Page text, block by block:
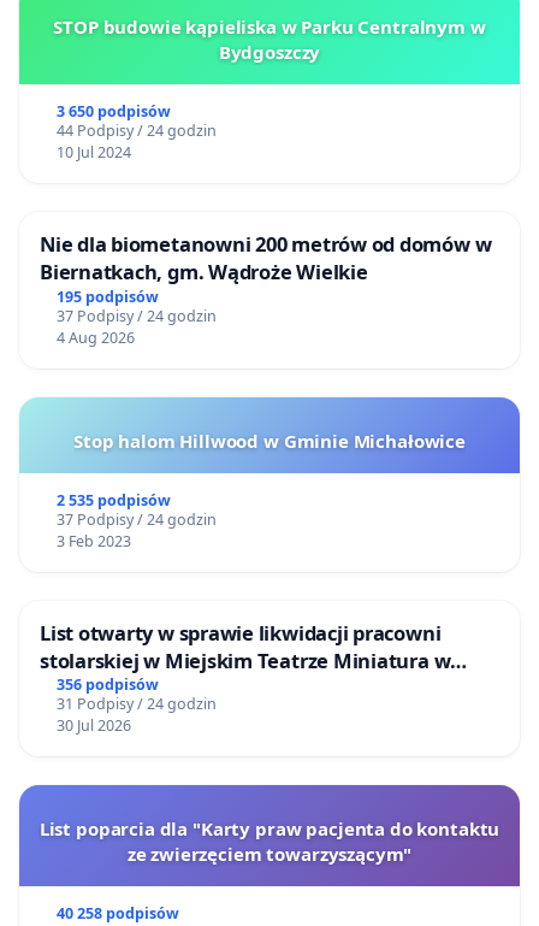
STOP budowie kąpieliska w Parku Centralnym w
Bydgoszczy
3 650 podpisów
44 Podpisy / 24 godzin
10 Jul 2024
Nie dla biometanowni 200 metrów od domów w
Biernatkach, gm. Wądroże Wielkie
195 podpisów
37 Podpisy / 24 godzin
4 Aug 2026
Stop halom Hillwood w Gminie Michałowice
2 535 podpisów
37 Podpisy / 24 godzin
3 Feb 2023
List otwarty w sprawie likwidacji pracowni
stolarskiej w Miejskim Teatrze Miniatura w
Gdańsku
356 podpisów
31 Podpisy / 24 godzin
30 Jul 2026
List poparcia dla "Karty praw pacjenta do kontaktu
ze zwierzęciem towarzyszącym"
40 258 podpisów